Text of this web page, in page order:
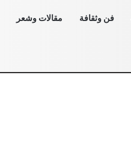
فن وثقافة مقالات وشعر